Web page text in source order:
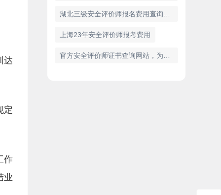
达
定
作
业
上海23年安全评价师报考费用